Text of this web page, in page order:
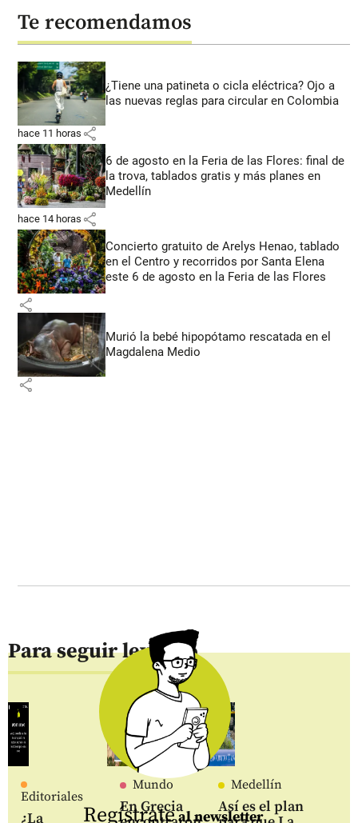
Te recomendamos
¿Tiene una patineta o cicla eléctrica? Ojo a
las nuevas reglas para circular en Colombia
hace 11 horas share
6 de agosto en la Feria de las Flores: final de
la trova, tablados gratis y más planes en
Medellín
hace 14 horas share
Concierto gratuito de Arelys Henao, tablado
en el Centro y recorridos por Santa Elena
este 6 de agosto en la Feria de las Flores
share
Murió la bebé hipopótamo rescatada en el
Magdalena Medio
share
Para seguir leyendo
Editoriales
¿La
Mundo
En Grecia
Medellín
Así es el plan
Regístrateal newsletter